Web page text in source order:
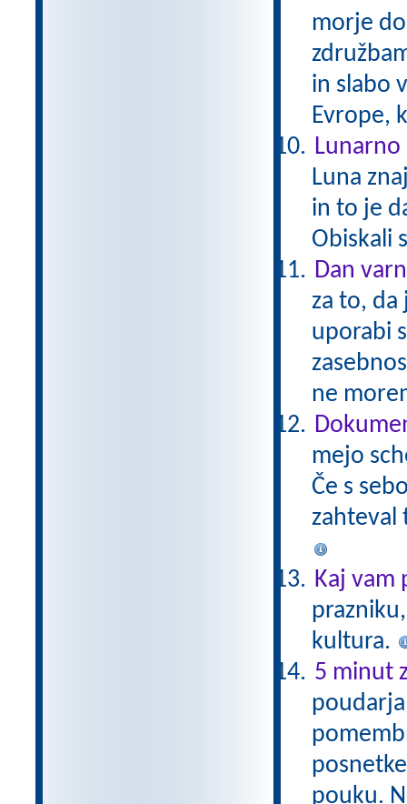
morje
in slabo
Evrope,
Luna
in to je
Obiskali
Dan
za to, da
uporabi
ne
mejo
Če s
zahteval
Kaj vam
kultura.
5 minut
pouku.